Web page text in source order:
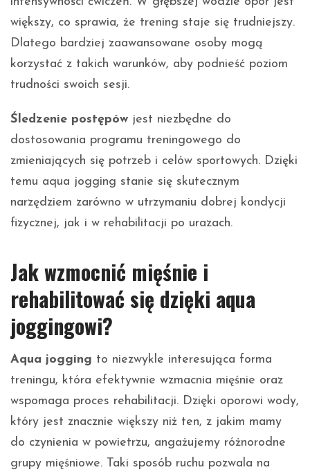
większy, co sprawia, że trening staje się trudniejszy.
Dlatego bardziej zaawansowane osoby mogą
korzystać z takich warunków, aby podnieść poziom
trudności swoich sesji.
Śledzenie postępów jest niezbędne do
dostosowania programu treningowego do
zmieniających się potrzeb i celów sportowych. Dzięki
temu aqua jogging stanie się skutecznym
narzędziem zarówno w utrzymaniu dobrej kondycji
fizycznej, jak i w rehabilitacji po urazach.
Jak wzmocnić mięśnie i
rehabilitować się dzięki aqua
joggingowi?
Aqua jogging to niezwykle interesująca forma
treningu, która efektywnie wzmacnia mięśnie oraz
wspomaga proces rehabilitacji. Dzięki oporowi wody,
który jest znacznie większy niż ten, z jakim mamy
do czynienia w powietrzu, angażujemy różnorodne
grupy mięśniowe. Taki sposób ruchu pozwala na